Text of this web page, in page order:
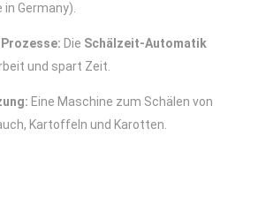
in Germany).
Die Schälzeit-Automatik
und spart Zeit.
Eine Maschine zum Schälen von
Kartoffeln und Karotten.